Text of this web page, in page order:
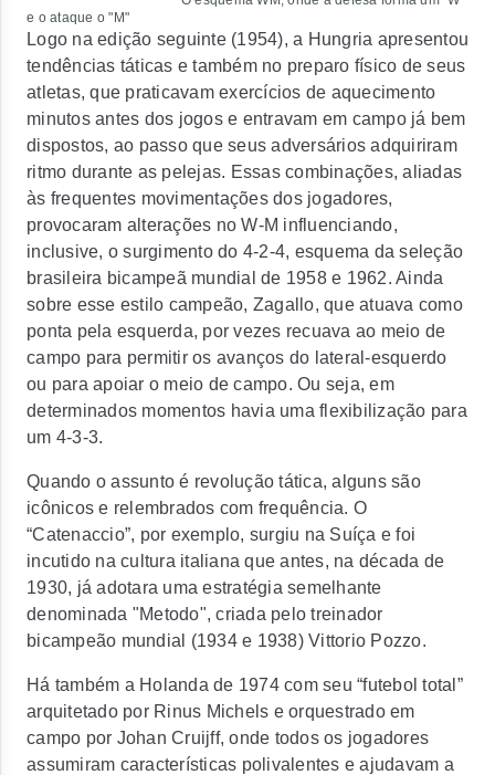
e o ataque o "M"
Logo na edição seguinte (1954), a Hungria apresentou
tendências táticas e também no preparo físico de seus
atletas, que praticavam exercícios de aquecimento
minutos antes dos jogos e entravam em campo já bem
dispostos, ao passo que seus adversários adquiriram
ritmo durante as pelejas. Essas combinações, aliadas
às frequentes movimentações dos jogadores,
provocaram alterações no W-M influenciando,
inclusive, o surgimento do 4-2-4, esquema da seleção
brasileira bicampeã mundial de 1958 e 1962. Ainda
sobre esse estilo campeão, Zagallo, que atuava como
ponta pela esquerda, por vezes recuava ao meio de
campo para permitir os avanços do lateral-esquerdo
ou para apoiar o meio de campo. Ou seja, em
determinados momentos havia uma flexibilização para
um 4-3-3.
Quando o assunto é revolução tática, alguns são
icônicos e relembrados com frequência. O
“Catenaccio”, por exemplo, surgiu na Suíça e foi
incutido na cultura italiana que antes, na década de
1930, já adotara uma estratégia semelhante
denominada "Metodo", criada pelo treinador
bicampeão mundial (1934 e 1938) Vittorio Pozzo.
Há também a Holanda de 1974 com seu “futebol total”
arquitetado por Rinus Michels e orquestrado em
campo por Johan Cruijff, onde todos os jogadores
assumiram características polivalentes e ajudavam a